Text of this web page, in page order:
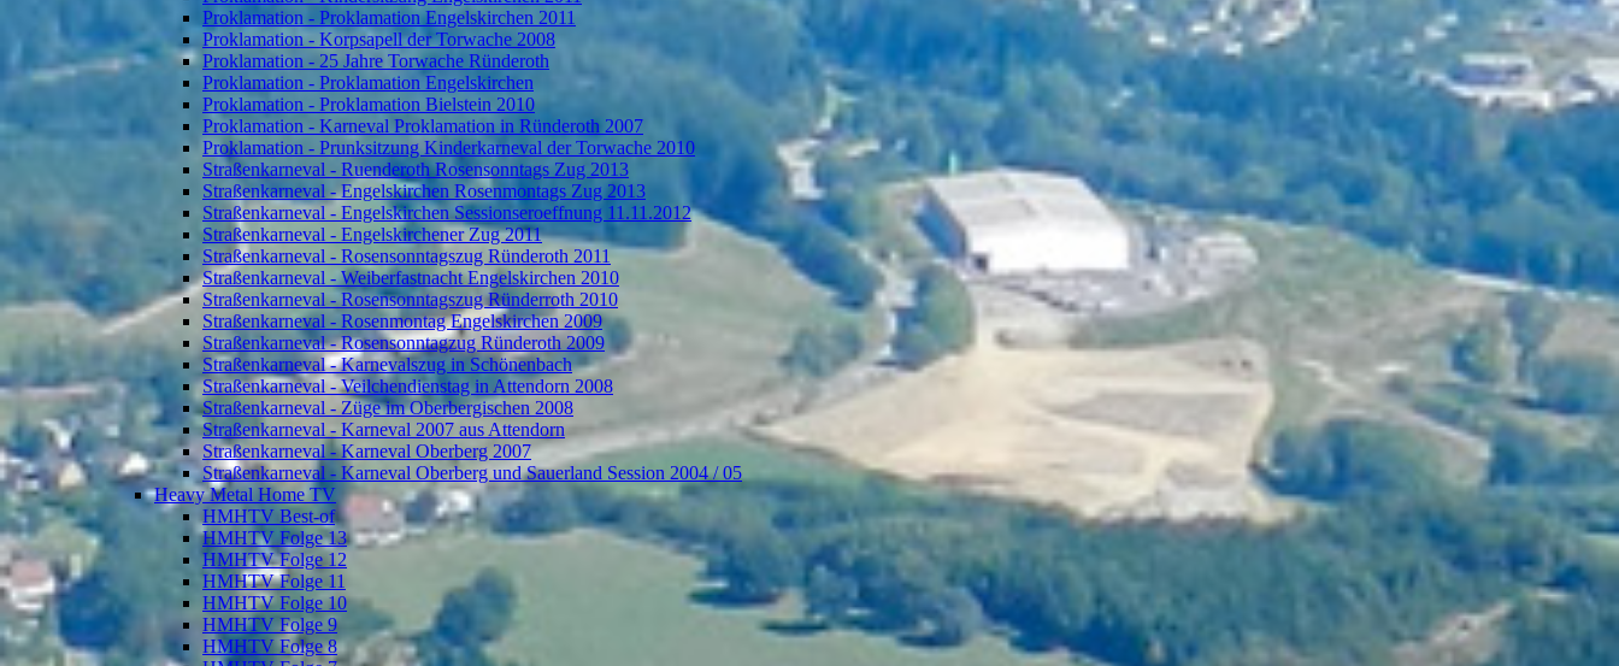
Proklamation - Proklamation Engelskirchen 2011
Proklamation - Korpsapell der Torwache 2008
Proklamation - 25 Jahre Torwache Ründeroth
Proklamation - Proklamation Engelskirchen
Proklamation - Proklamation Bielstein 2010
Proklamation - Karneval Proklamation in Ründeroth 2007
Proklamation - Prunksitzung Kinderkarneval der Torwache 2010
Straßenkarneval - Ruenderoth Rosensonntags Zug 2013
Straßenkarneval - Engelskirchen Rosenmontags Zug 2013
Straßenkarneval - Engelskirchen Sessionseroeffnung 11.11.2012
Straßenkarneval - Engelskirchener Zug 2011
Straßenkarneval - Rosensonntagszug Ründeroth 2011
Straßenkarneval - Weiberfastnacht Engelskirchen 2010
Straßenkarneval - Rosensonntagszug Ründerroth 2010
Straßenkarneval - Rosenmontag Engelskirchen 2009
Straßenkarneval - Rosensonntagzug Ründeroth 2009
Straßenkarneval - Karnevalszug in Schönenbach
Straßenkarneval - Veilchendienstag in Attendorn 2008
Straßenkarneval - Züge im Oberbergischen 2008
Straßenkarneval - Karneval 2007 aus Attendorn
Straßenkarneval - Karneval Oberberg 2007
Straßenkarneval - Karneval Oberberg und Sauerland Session 2004 / 05
Heavy Metal Home TV
HMHTV Best-of
HMHTV Folge 13
HMHTV Folge 12
HMHTV Folge 11
HMHTV Folge 10
HMHTV Folge 9
HMHTV Folge 8